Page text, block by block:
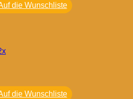
die Wunschliste
die Wunschliste